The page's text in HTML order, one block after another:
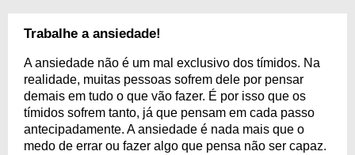
Trabalhe a ansiedade!
A ansiedade não é um mal exclusivo dos tímidos. Na
realidade, muitas pessoas sofrem dele por pensar
demais em tudo o que vão fazer. É por isso que os
tímidos sofrem tanto, já que pensam em cada passo
antecipadamente. A ansiedade é nada mais que o
medo de errar ou fazer algo que pensa não ser capaz.